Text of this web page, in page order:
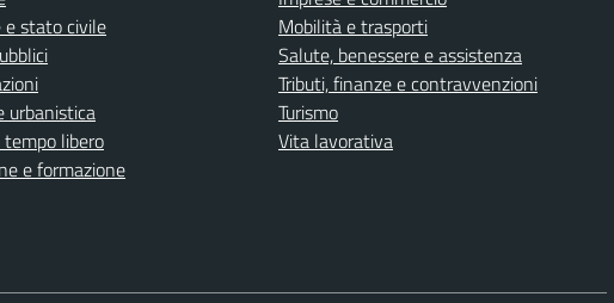
e stato civile
urbanistica
libero
e formazione
Mobilità e trasporti
Salute, benessere e assistenza
Tributi, finanze e contravvenzioni
Turismo
Vita lavorativa